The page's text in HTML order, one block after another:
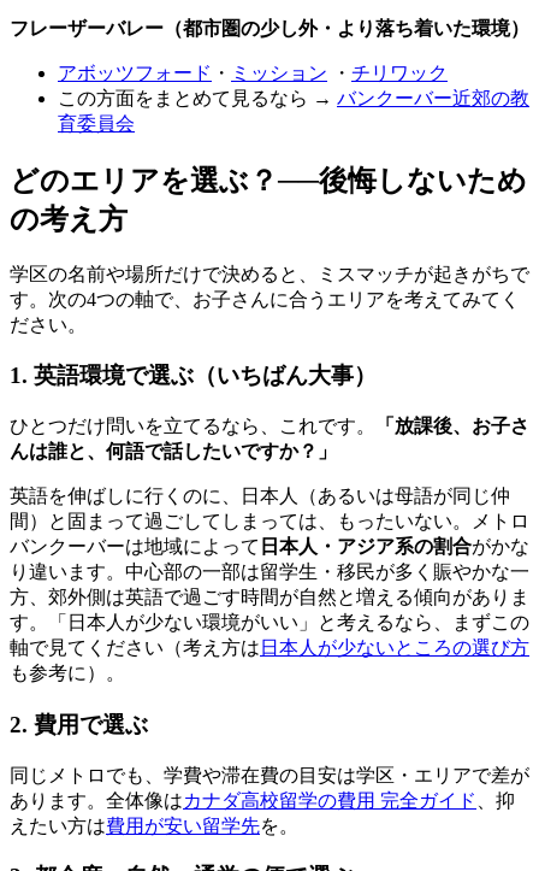
フレーザーバレー（都市圏の少し外・より落ち着いた環境）
アボッツフォード ・ ミッション ・ チリワック
この方面をまとめて見るなら → バンクーバー近郊の教
育委員会
どのエリアを選ぶ？──後悔しないため
の考え方
学区の名前や場所だけで決めると、ミスマッチが起きがちで
す。次の4つの軸で、お子さんに合うエリアを考えてみてく
ださい。
1. 英語環境で選ぶ（いちばん大事）
ひとつだけ問いを立てるなら、これです。
「放課後、お子さ
んは誰と、何語で話したいですか？」
英語を伸ばしに行くのに、日本人（あるいは母語が同じ仲
間）と固まって過ごしてしまっては、もったいない。メトロ
バンクーバーは地域によって 日本人・アジア系の割合がかな
り違います。中心部の一部は留学生・移民が多く賑やかな一
方、郊外側は英語で過ごす時間が自然と増える傾向がありま
す。「日本人が少ない環境がいい」と考えるなら、まずこの
軸で見てください（考え方は 日本人が少ないところの選び方
も参考に）。
2. 費用で選ぶ
同じメトロでも、学費や滞在費の目安は学区・エリアで差が
あります。全体像はカナダ高校留学の費用 完全ガイド
、抑
えたい方は費用が安い留学先を。